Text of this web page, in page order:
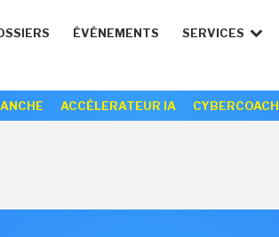
ÉVÉNEMENTS SERVICES
ACCÉLERATEUR IA CYBERCOACH